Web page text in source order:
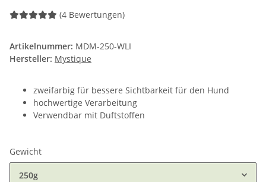
(4 Bewertungen)
Artikelnummer: MDM-250-WLI
Hersteller: Mystique
zweifarbig für bessere Sichtbarkeit für den Hund
hochwertige Verarbeitung
Verwendbar mit Duftstoffen
Gewicht
250g